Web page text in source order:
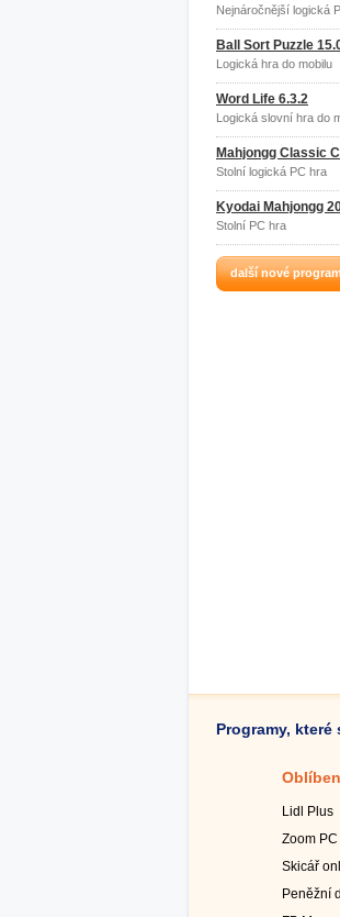
Nejnáročnější logická
Ball Sort Puzzle
Logická hra do mobilu
Word Life 6.3.2
Logická slovní hra do
Mahjongg Classic
Stolní logická PC hra
Kyodai Mahjongg
Stolní PC hra
další nové
Programy,
Lidl Plus
Zoom PC
Skicář
Peněžní